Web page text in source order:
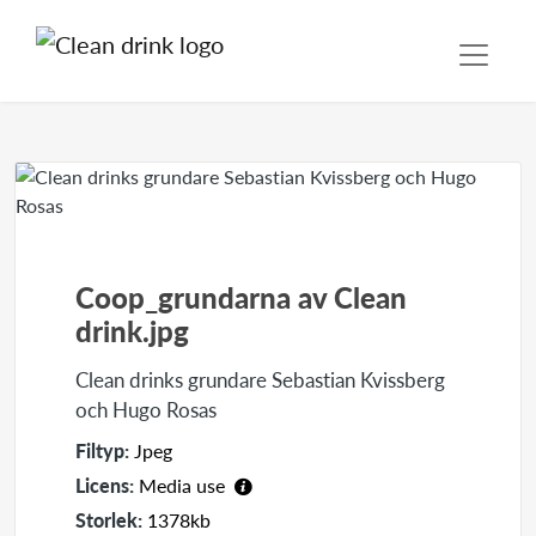
Coop_grundarna av Clean
drink.jpg
Clean drinks grundare Sebastian Kvissberg
och Hugo Rosas
Filtyp:Jpeg
Licens: Media use
Storlek: 1378kb